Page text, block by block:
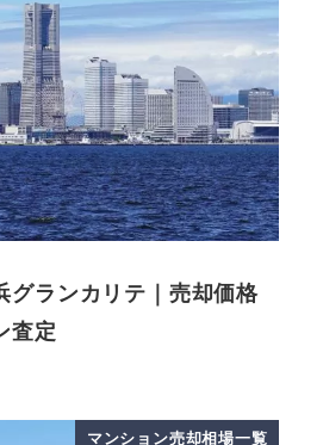
グランカリテ｜売却価格
査定
マンション売却相場一覧